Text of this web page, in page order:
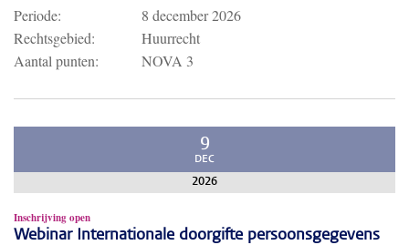
Periode:
8 december 2026
Rechtsgebied:
Huurrecht
Aantal punten:
NOVA 3
9
DEC
2026
Inschrijving open
Webinar Internationale doorgifte persoonsgegevens